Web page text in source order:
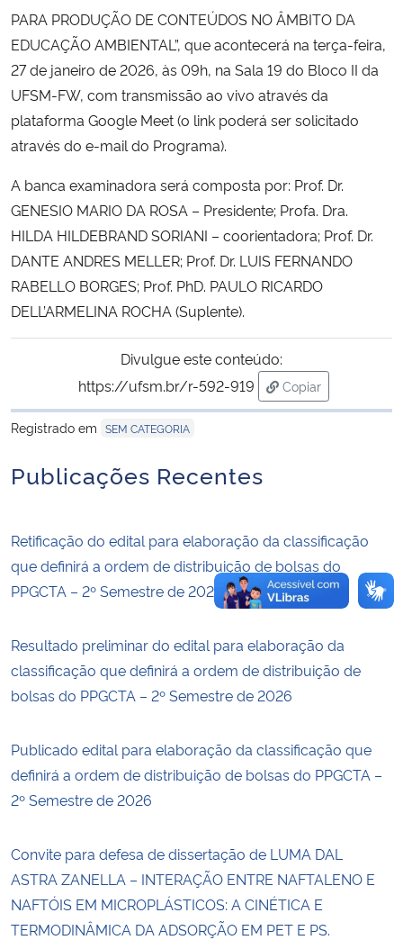
Secretaria de Governo
Gabinete de Segurança Institucional
Advocacia-Geral da União
Banco Central do Brasil
Planalto
PARA PRODUÇÃO DE CONTEÚDOS NO ÂMBITO DA
EDUCAÇÃO AMBIENTAL”, que acontecerá na terça-feira,
27 de janeiro de 2026, às 09h, na Sala 19 do Bloco II da
UFSM-FW, com transmissão ao vivo através da
plataforma Google Meet (o link poderá ser solicitado
através do e-mail do Programa).
A banca examinadora será composta por: Prof. Dr.
GENESIO MARIO DA ROSA – Presidente; Profa. Dra.
HILDA HILDEBRAND SORIANI – coorientadora; Prof. Dr.
DANTE ANDRES MELLER; Prof. Dr. LUIS FERNANDO
RABELLO BORGES; Prof. PhD. PAULO RICARDO
DELL’ARMELINA ROCHA (Suplente).
Divulgue este conteúdo:
https://ufsm.br/r-592-919
Copiar
para área de
Registrado em SEM CATEGORIA
Publicações Recentes
Retificação do edital para elaboração da classificação
que definirá a ordem de distribuição de bolsas do
PPGCTA – 2º Semestre de 2026
Resultado preliminar do edital para elaboração da
classificação que definirá a ordem de distribuição de
bolsas do PPGCTA – 2º Semestre de 2026
Publicado edital para elaboração da classificação que
definirá a ordem de distribuição de bolsas do PPGCTA –
2º Semestre de 2026
Convite para defesa de dissertação de LUMA DAL
ASTRA ZANELLA – INTERAÇÃO ENTRE NAFTALENO E
NAFTÓIS EM MICROPLÁSTICOS: A CINÉTICA E
TERMODINÂMICA DA ADSORÇÃO EM PET E PS.